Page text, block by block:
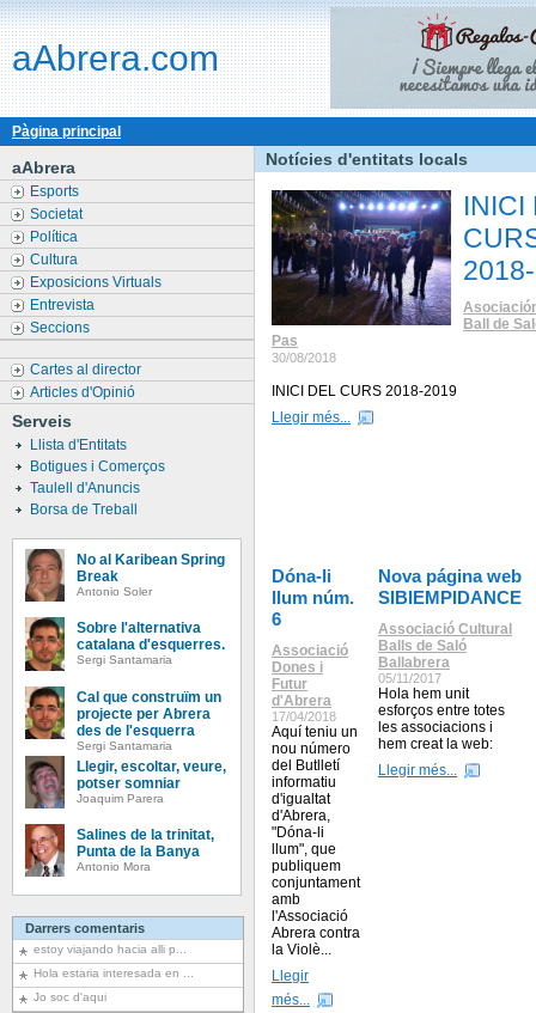
aAbrera.com
Pàgina principal
aAbrera
Esports
Societat
Política
Cultura
Exposicions Virtuals
Entrevista
Seccions
Cartes al director
Articles d'Opinió
Serveis
Llista d'Entitats
Botigues i Comerços
Taulell d'Anuncis
Borsa de Treball
No al Karibean Spring
Break
Antonio Soler
Sobre l'alternativa
catalana d'esquerres.
Sergi Santamaria
Cal que construïm un
projecte per Abrera
des de l'esquerra
Sergi Santamaria
Llegir, escoltar, veure,
potser somniar
Joaquim Parera
Salines de la trinitat,
Punta de la Banya
Antonio Mora
Darrers comentaris
estoy viajando hacia alli p...
Hola estaria interesada en ...
Jo soc d'aqui
Notícies d'entitats locals
INICI
Ball de
Pas
30/08/2018
INICI DEL CURS 2018-2019
Llegir més...
Dóna-li
llum núm.
6
Associació
Dones i
Futur
d'Abrera
17/04/2018
Aquí teniu un
nou número
del Butlletí
informatiu
d'igualtat
d'Abrera,
"Dóna-li
llum", que
publiquem
conjuntament
amb
l'Associació
Abrera contra
la Violè...
Llegir
més...
Nova página web
SIBIEMPIDANCE
Associació Cultural
Balls de Saló
Ballabrera
05/11/2017
Hola hem unit
esforços entre totes
les associacions i
hem creat la web:
Llegir més...